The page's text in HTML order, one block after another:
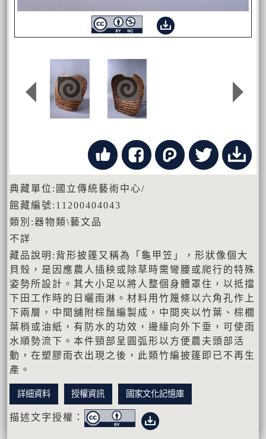
典藏單位:國立傳統藝術中心/
館藏編號:11200404043
類別:器物類\藝文品
不詳
藏品說明:背形披篷又稱為「龜甲笠」，形狀像個大
貝殼，是因應農人插秧或除草時需彎腰或爬行的特殊
姿勢所設計。其大小足以將人整個身體罩住，以抵擋
下田工作時的日曬雨淋。材料用竹篾條以六角孔作上
下兩層，中間舖附棕鬚編製成，中間夾以竹葉、棕櫚
葉梢或油紙，有防水的功效，邊緣向外下垂，可使雨
水順勢流下。本件頸部呈圓弧形以方便農夫頭部活
動，在塑膠雨衣出現之後，此類竹編披篷即已不再生
產。
詳細資料 授權資訊 國家文化記憶庫
描述文字授權：